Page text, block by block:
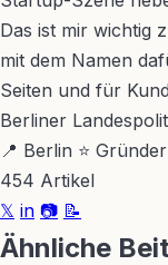
Das ist mir wichtig
mit dem Namen
Seiten und für
Berliner
📍 Berlin ⭐
454 Artikel
𝕏 in 📷 📝
Ähnliche